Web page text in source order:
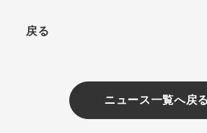
戻る
ニュース一覧へ戻る